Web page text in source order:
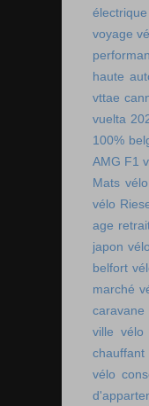
électrique
voyage
haute
vttae
vuelta
100%
AMG F1
Mats
vélo
age
japon
belfort
marché
caravane
ville vélo
chauffant
vélo